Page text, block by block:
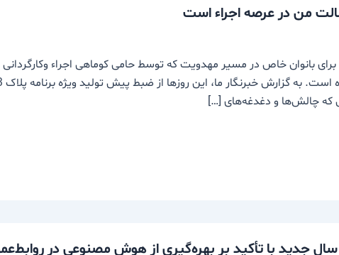
من در عرصه اجراء است
پلاک 313 مسیری برای بانوان خاص در مسیر مهدویت که توسط حامی کوماهی اجراء
که چالش‌ها و دغدغه‌های […]
سال جدید با تأکید بر بهره‌گیری از هوش مصنوعی در